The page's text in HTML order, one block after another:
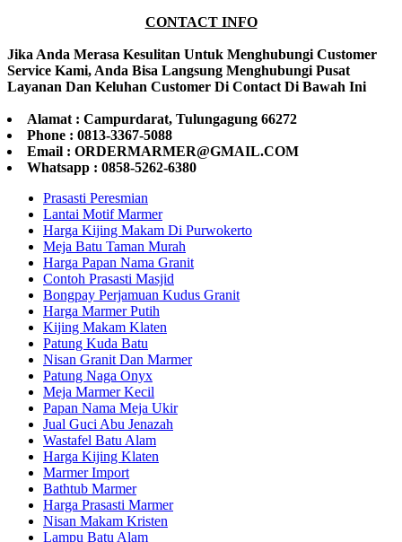
CONTACT INFO
Jika Anda Merasa Kesulitan Untuk Menghubungi Customer
Service Kami, Anda Bisa Langsung Menghubungi Pusat
Layanan Dan Keluhan Customer Di Contact Di Bawah Ini
Alamat : Campurdarat, Tulungagung 66272
Phone : 0813-3367-5088
Email : ORDERMARMER@GMAIL.COM
Whatsapp : 0858-5262-6380
Prasasti Peresmian
Lantai Motif Marmer
Harga Kijing Makam Di Purwokerto
Meja Batu Taman Murah
Harga Papan Nama Granit
Contoh Prasasti Masjid
Bongpay Perjamuan Kudus Granit
Harga Marmer Putih
Kijing Makam Klaten
Patung Kuda Batu
Nisan Granit Dan Marmer
Patung Naga Onyx
Meja Marmer Kecil
Papan Nama Meja Ukir
Jual Guci Abu Jenazah
Wastafel Batu Alam
Harga Kijing Klaten
Marmer Import
Bathtub Marmer
Harga Prasasti Marmer
Nisan Makam Kristen
Lampu Batu Alam